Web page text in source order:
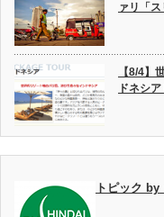
ァリ「
【8/4】
ドネシ
トピック